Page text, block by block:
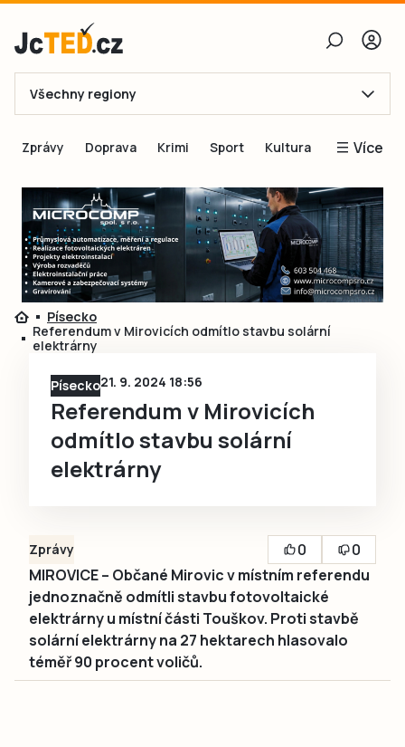
E-mail
Obnovit heslo
Přihlásit se
Přihlásit se přes Facebook
Ještě nemám účet, chci seRegistrovat
Všechny regiony
Zprávy Doprava Krimi Sport Kultura Více
Blogy
Inspirace
Čtenáři píší
Speciální přílohy
Inzerce
Písecko
Referendum v Mirovicích odmítlo stavbu solární
elektrárny
Písecko21. 9. 2024 18:56
Referendum v Mirovicích
odmítlo stavbu solární
elektrárny
Zprávy 0
0
MIROVICE – Občané Mirovic v místním referendu
jednoznačně odmítli stavbu fotovoltaické
elektrárny u místní části Touškov. Proti stavbě
solární elektrárny na 27 hektarech hlasovalo
téměř 90 procent voličů.